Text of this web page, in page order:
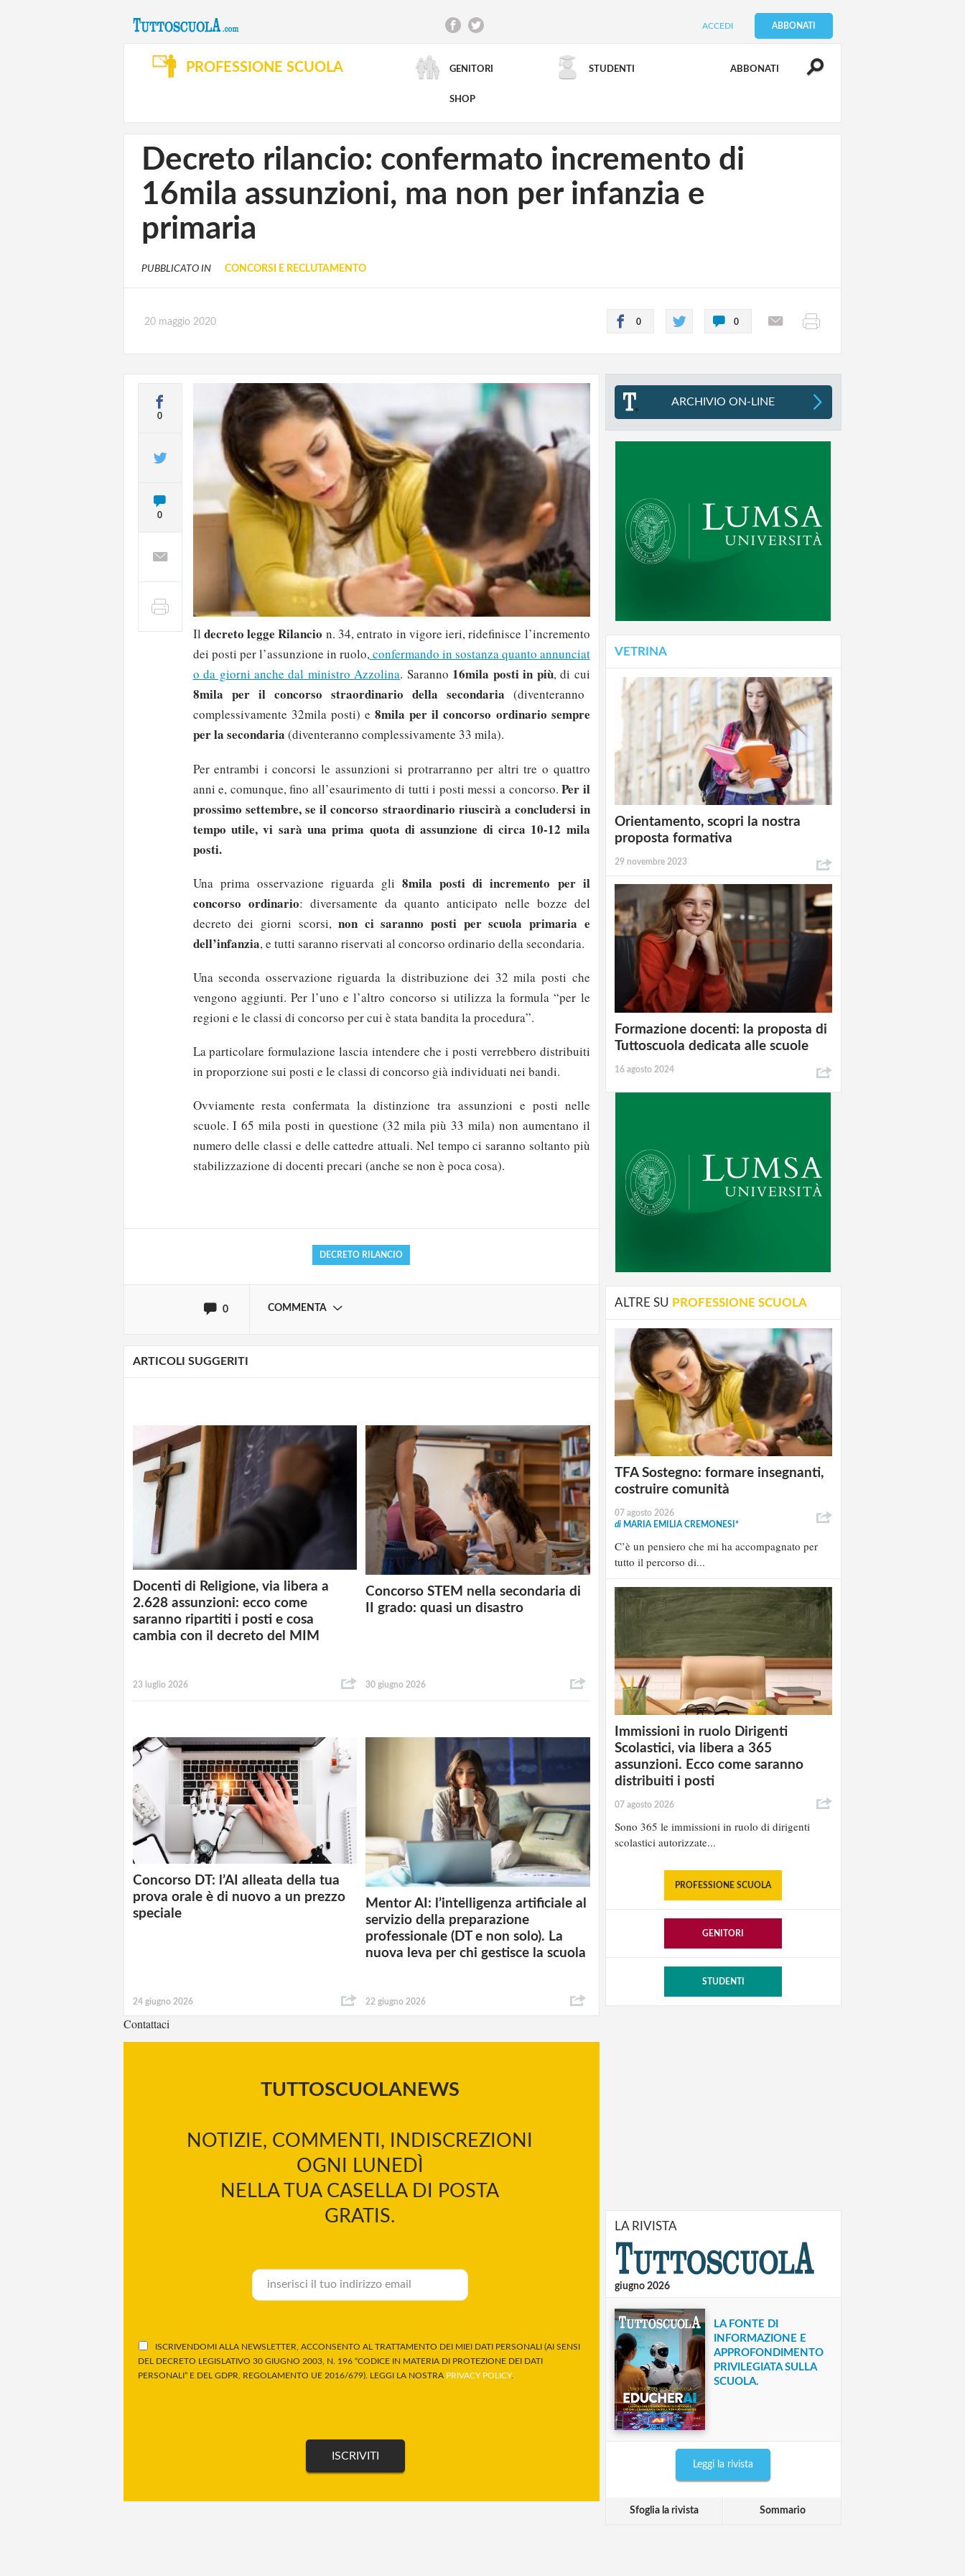
ACCEDI ABBONATI
PROFESSIONE SCUOLA GENITORI STUDENTI ABBONATI
SHOP
RICERCA AVANZATA
Decreto rilancio: confermato incremento di
16mila assunzioni, ma non per infanzia e
primaria
PUBBLICATO IN CONCORSI E RECLUTAMENTO
20 maggio 2020 0 0
0
0
Il decreto legge Rilancio n. 34, entrato in vigore ieri, ridefinisce l’incremento
dei posti per l’assunzione in ruolo,confermando in sostanza quanto annunciat
o da giorni anche dal ministro Azzolina. Saranno 16mila posti in più, di cui
8mila per il concorso straordinario della secondaria (diventeranno
complessivamente 32mila posti) e 8mila per il concorso ordinario sempre
per la secondaria (diventeranno complessivamente 33 mila).
Per entrambi i concorsi le assunzioni si protrarranno per altri tre o quattro
anni e, comunque, fino all’esaurimento di tutti i posti messi a concorso.Per il
prossimo settembre, se il concorso straordinario riuscirà a concludersi in
tempo utile, vi sarà una prima quota di assunzione di circa 10-12 mila
posti.
Una prima osservazione riguarda gli 8mila posti di incremento per il
concorso ordinario: diversamente da quanto anticipato nelle bozze del
decreto dei giorni scorsi,non ci saranno posti per scuola primaria e
dell’infanzia, e tutti saranno riservati al concorso ordinario della secondaria.
Una seconda osservazione riguarda la distribuzione dei 32 mila posti che
vengono aggiunti. Per l’uno e l’altro concorso si utilizza la formula “per le
regioni e le classi di concorso per cui è stata bandita la procedura”.
La particolare formulazione lascia intendere che i posti verrebbero distribuiti
in proporzione sui posti e le classi di concorso già individuati nei bandi.
Ovviamente resta confermata la distinzione tra assunzioni e posti nelle
scuole. I 65 mila posti in questione (32 mila più 33 mila) non aumentano il
numero delle classi e delle cattedre attuali. Nel tempo ci saranno soltanto più
stabilizzazione di docenti precari (anche se non è poca cosa).
DECRETO RILANCIO
0 COMMENTA
Solo gli utenti registrati possono commentare!
ARTICOLI SUGGERITI
Docenti di Religione, via libera a
2.628 assunzioni: ecco come
saranno ripartiti i posti e cosa
cambia con il decreto del MIM
23 luglio 2026
Concorso STEM nella secondaria di
II grado: quasi un disastro
30 giugno 2026
Concorso DT: l’AI alleata della tua
prova orale è di nuovo a un prezzo
speciale
24 giugno 2026
Mentor AI: l’intelligenza artificiale al
servizio della preparazione
professionale (DT e non solo). La
nuova leva per chi gestisce la scuola
22 giugno 2026
Contattaci
TUTTOSCUOLANEWS
NOTIZIE, COMMENTI, INDISCREZIONI
OGNI LUNEDÌ
NELLA TUA CASELLA DI POSTA
GRATIS.
ISCRIVENDOMI ALLA NEWSLETTER, ACCONSENTO AL TRATTAMENTO DEI MIEI DATI PERSONALI (AI SENSI
DEL DECRETO LEGISLATIVO 30 GIUGNO 2003, N. 196 “CODICE IN MATERIA DI PROTEZIONE DEI DATI
PERSONALI” E DEL GDPR, REGOLAMENTO UE 2016/679). LEGGI LA NOSTRA PRIVACY POLICY.
ARCHIVIO ON-LINE
VETRINA
Orientamento, scopri la nostra
proposta formativa
29 novembre 2023
Formazione docenti: la proposta di
Tuttoscuola dedicata alle scuole
16 agosto 2024
ALTRE SU PROFESSIONE SCUOLA
TFA Sostegno: formare insegnanti,
costruire comunità
07 agosto 2026
di MARIA EMILIA CREMONESI*
C’è un pensiero che mi ha accompagnato per
tutto il percorso di...
Immissioni in ruolo Dirigenti
Scolastici, via libera a 365
assunzioni. Ecco come saranno
distribuiti i posti
07 agosto 2026
Sono 365 le immissioni in ruolo di dirigenti
scolastici autorizzate...
PROFESSIONE SCUOLA
GENITORI
STUDENTI
LA RIVISTA
giugno 2026
LA FONTE DI
INFORMAZIONE E
APPROFONDIMENTO
PRIVILEGIATA SULLA
SCUOLA.
Leggi la rivista
Sfoglia la rivista Sommario